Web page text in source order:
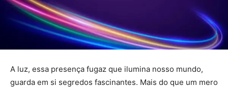
A luz, essa presença fugaz que ilumina nosso mundo,
guarda em si segredos fascinantes. Mais do que um mero